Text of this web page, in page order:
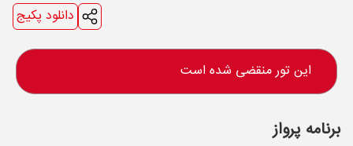
دانلود پکیج
این تور منقضی شده است
برنامه پرواز